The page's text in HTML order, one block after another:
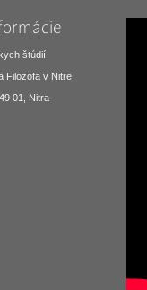
štúdií
Filozofa v Nitre
01, Nitra